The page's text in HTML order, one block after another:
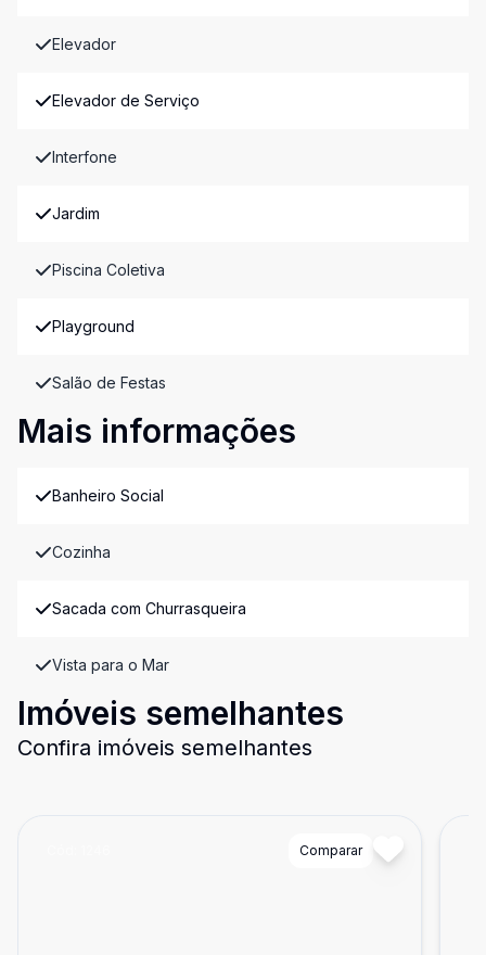
Elevador
Elevador de Serviço
Interfone
Jardim
Piscina Coletiva
Playground
Salão de Festas
Mais informações
Banheiro Social
Cozinha
Sacada com Churrasqueira
Vista para o Mar
Imóveis semelhantes
Confira imóveis semelhantes
Comparar